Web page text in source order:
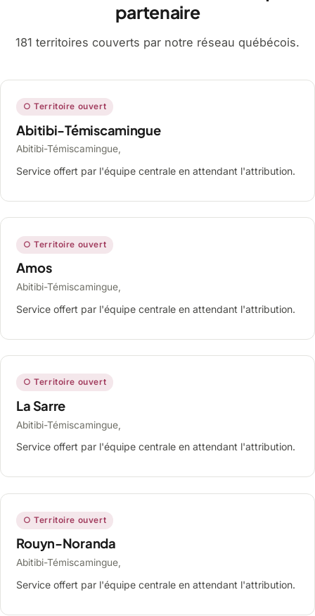
partenaire
181 territoires couverts par notre réseau québécois.
○ Territoire ouvert
Abitibi-Témiscamingue
Abitibi-Témiscamingue,
Service offert par l'équipe centrale en attendant l'attribution.
○ Territoire ouvert
Amos
Abitibi-Témiscamingue,
Service offert par l'équipe centrale en attendant l'attribution.
○ Territoire ouvert
La Sarre
Abitibi-Témiscamingue,
Service offert par l'équipe centrale en attendant l'attribution.
○ Territoire ouvert
Rouyn-Noranda
Abitibi-Témiscamingue,
Service offert par l'équipe centrale en attendant l'attribution.